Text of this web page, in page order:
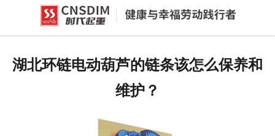
网站首页
湖北环链电动葫芦的链条该怎么保养和
维护？